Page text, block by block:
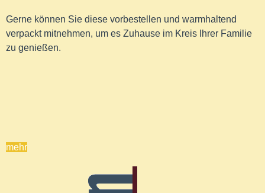
Gerne können Sie diese vorbestellen und warmhaltend
verpackt mitnehmen, um es Zuhause im Kreis Ihrer Familie
zu genießen.
mehr